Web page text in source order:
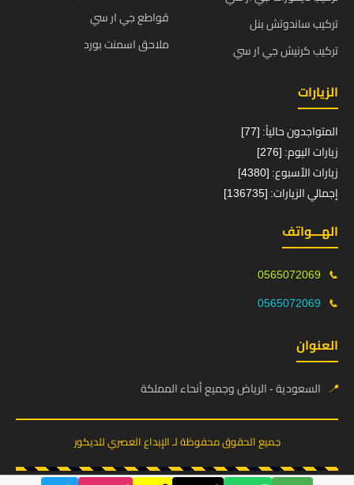
تركيب ساندوتش بنل
تركيب كرنيش جي ار سي
قواطع جي ار سي
ملاحق اسمنت بورد
الزيارات
المتواجدون حالياً: [77]
زيارات اليوم: [276]
زيارات الأسبوع: [4380]
إجمالي الزيارات: [136735]
الهـــواتف
📞
0565072069
📞
0565072069
العنوان
📍 السعودية - الرياض وجميع أنحاء المملكة
جميع الحقوق محفوظة لـ الإبداع العصري للديكور